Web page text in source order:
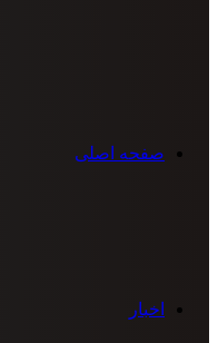
صفحه اصلی
اخبار